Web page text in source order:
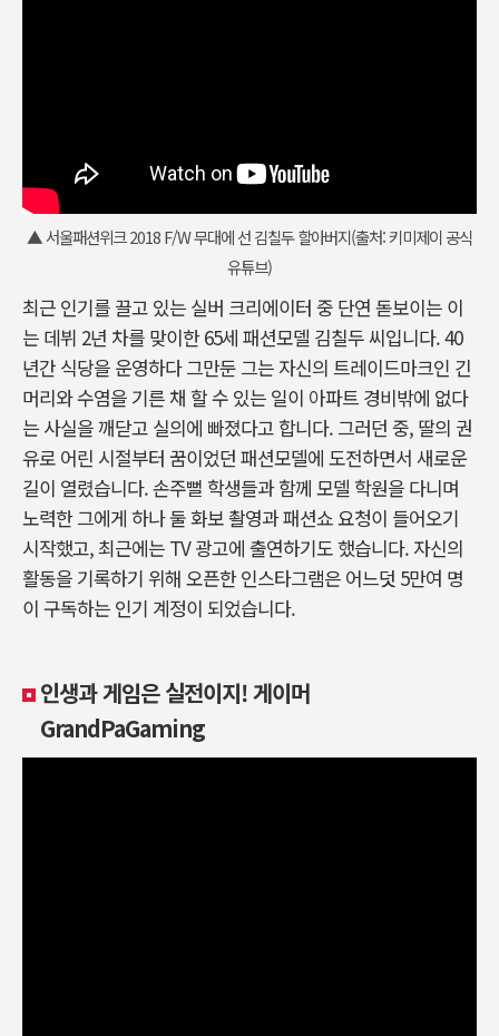
▲ 서울패션위크 2018 F/W 무대에 선 김칠두 할아버지(출처: 키미제이 공식
유튜브)
최근 인기를 끌고 있는 실버 크리에이터 중 단연 돋보이는 이
는 데뷔 2년 차를 맞이한 65세 패션모델 김칠두 씨입니다. 40
년간 식당을 운영하다 그만둔 그는 자신의 트레이드마크인 긴
머리와 수염을 기른 채 할 수 있는 일이 아파트 경비밖에 없다
는 사실을 깨닫고 실의에 빠졌다고 합니다. 그러던 중, 딸의 권
유로 어린 시절부터 꿈이었던 패션모델에 도전하면서 새로운
길이 열렸습니다. 손주뻘 학생들과 함께 모델 학원을 다니며
노력한 그에게 하나 둘 화보 촬영과 패션쇼 요청이 들어오기
시작했고, 최근에는 TV 광고에 출연하기도 했습니다. 자신의
활동을 기록하기 위해 오픈한 인스타그램은 어느덧 5만여 명
이 구독하는 인기 계정이 되었습니다.
인생과 게임은 실전이지! 게이머
GrandPaGaming